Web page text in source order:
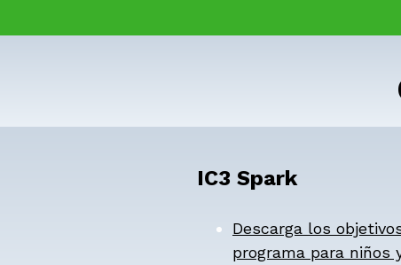
IC3 Spark
Descarga los
programa para niños